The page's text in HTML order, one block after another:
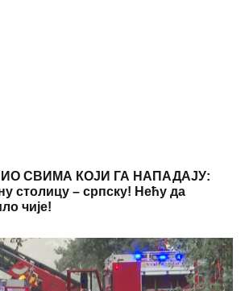
СВИМА КОЈИ ГА НАПАДАЈУ:
столицу – српску! Нећу да
чије!